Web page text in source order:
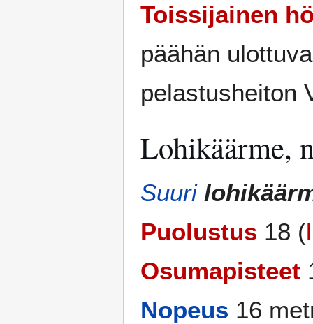
Toissijainen
päähän
pelastusheiton
Lohikäärme,
Suuri
Puolustus 18 (
Osumapisteet
Nopeus 16